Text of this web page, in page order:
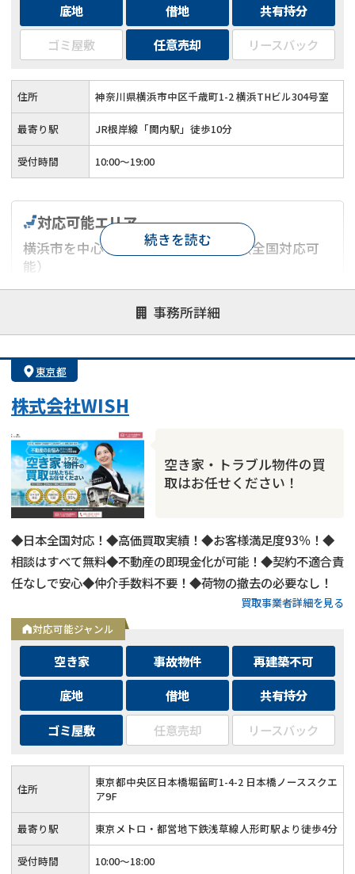
底地 借地
共有持分
ゴミ屋敷
任意売却 リースバック
住所 神奈川県横浜市中区千歳町1-2 横浜THビル304号室
最寄り駅 JR根岸線「関内駅」徒歩10分
受付時間 10:00～19:00
事務所詳細
対応可能エリア
横浜市を中心とした神奈川県エリア（全国対応可
能）
オンライン面談可能
決済までが早い
1億円以上の買取可
業歴10年以上
業者案件歓迎
士業連携有り
続きを読む
東京都
株式会社WISH
空き家・トラブル物件の買
取はお任せください！
◆日本全国対応！◆高価買取実績！◆お客様満足度93％！◆
相談はすべて無料◆不動産の即現金化が可能！◆契約不適合責
任なしで安心◆仲介手数料不要！◆荷物の撤去の必要なし！
買取事業者詳細を見る
対応可能ジャンル
空き家 事故物件
再建築不可
底地
借地
共有持分
ゴミ屋敷
任意売却 リースバック
住所
東京都中央区日本橋堀留町1-4-2 日本橋ノーススクエ
ア9F
最寄り駅 東京メトロ・都営地下鉄浅草線人形町駅より徒歩4分
受付時間 10:00～18:00